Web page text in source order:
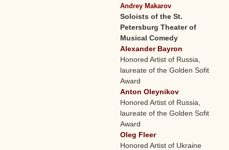
Andrey Makarov
Soloists of the St.
Petersburg Theater of
Musical Comedy
Alexander Bayron
Honored Artist of Russia,
laureate of the Golden Sofit
Award
Anton Oleynikov
Honored Artist of Russia,
laureate of the Golden Sofit
Award
Oleg Fleer
Honored Artist of Ukraine